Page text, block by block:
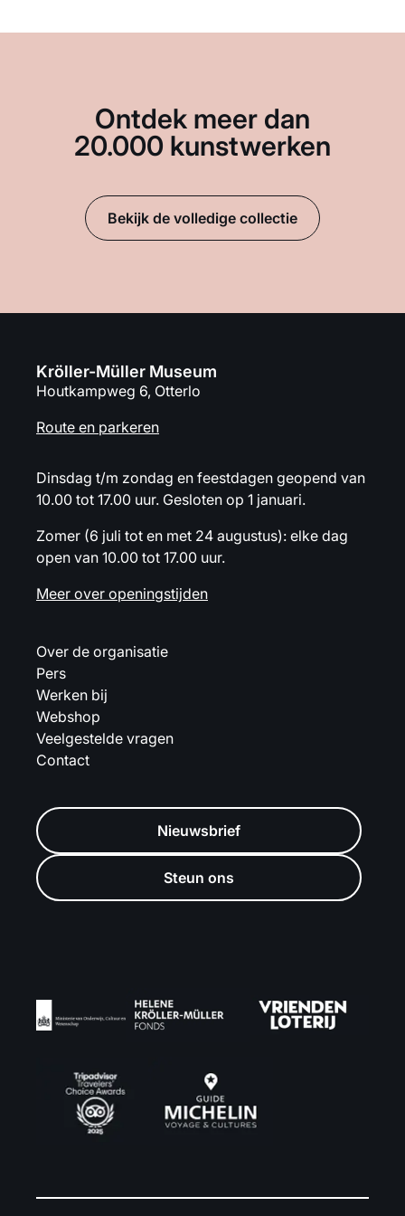
Ontdek meer dan
20.000 kunstwerken
Bekijk de volledige collectie
Kröller-Müller Museum
Houtkampweg 6, Otterlo
Route en parkeren
Dinsdag t/m zondag en feestdagen geopend van
10.00 tot 17.00 uur. Gesloten op 1 januari.
Zomer (6 juli tot en met 24 augustus): elke dag
open van 10.00 tot 17.00 uur.
Meer over openingstijden
Over de organisatie
Pers
Werken bij
Webshop
Veelgestelde vragen
Contact
Nieuwsbrief
Steun ons